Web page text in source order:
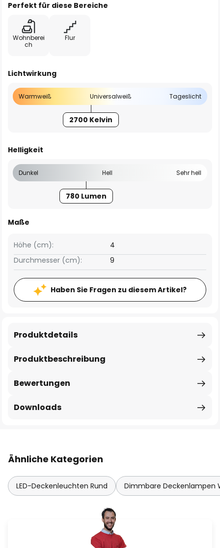
Perfekt für diese Bereiche
Wohnberei
ch
Flur
Lichtwirkung
Warmweiß Universalweiß Tageslicht
2700 Kelvin
Helligkeit
Dunkel Hell Sehr hell
780 Lumen
Maße
Höhe (cm):
4
Durchmesser (cm):
9
Haben Sie Fragen zu diesem Artikel?
Produktbeschreibung
Produktdetails
Bewertungen
Downloads
Ähnliche Kategorien
LED-Deckenleuchten Rund Dimmbare Deckenlampen